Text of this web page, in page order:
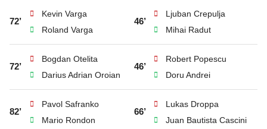
72’
Kevin Varga
Roland Varga
46’
Ljuban Crepulja
Mihai Radut
72’
Bogdan Otelita
Darius Adrian Oroian
46’
Robert Popescu
Doru Andrei
82’
Pavol Safranko
Mario Rondon
66’
Lukas Droppa
Juan Bautista Cascini